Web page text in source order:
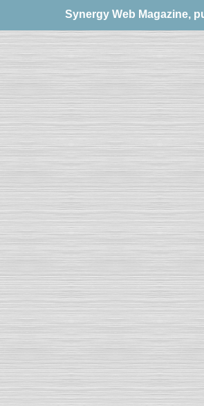
Synergy Web Magazine,